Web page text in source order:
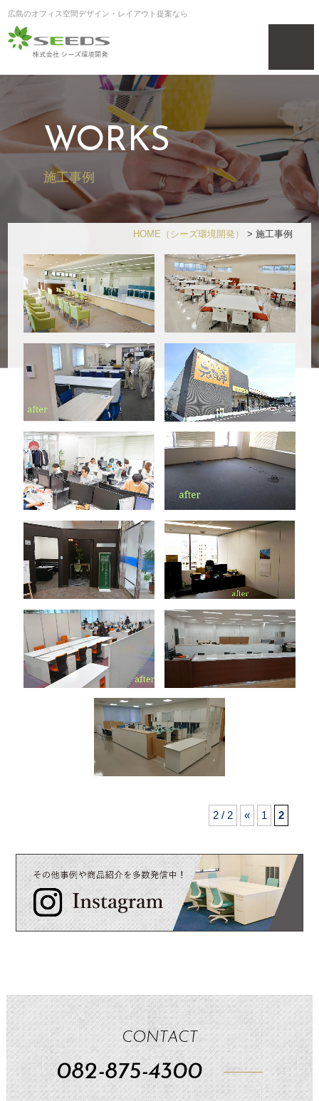
広島のオフィス空間デザイン・レイアウト提案なら
WORKS
施工事例
HOME （シーズ環境開発） > 施工事例
2 / 2 « 1 2
CONTACT
082-875-4300